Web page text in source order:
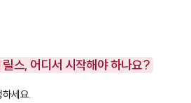
스, 어디서 시작해야 하나요?
하세요.